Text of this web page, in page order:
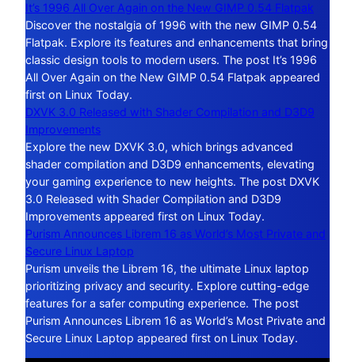
It’s 1996 All Over Again on the New GIMP 0.54 Flatpak
Discover the nostalgia of 1996 with the new GIMP 0.54
Flatpak. Explore its features and enhancements that bring
classic design tools to modern users. The post It’s 1996
All Over Again on the New GIMP 0.54 Flatpak appeared
first on Linux Today.
DXVK 3.0 Released with Shader Compilation and D3D9
Improvements
Explore the new DXVK 3.0, which brings advanced
shader compilation and D3D9 enhancements, elevating
your gaming experience to new heights. The post DXVK
3.0 Released with Shader Compilation and D3D9
Improvements appeared first on Linux Today.
Purism Announces Librem 16 as World’s Most Private and
Secure Linux Laptop
Purism unveils the Librem 16, the ultimate Linux laptop
prioritizing privacy and security. Explore cutting-edge
features for a safer computing experience. The post
Purism Announces Librem 16 as World’s Most Private and
Secure Linux Laptop appeared first on Linux Today.